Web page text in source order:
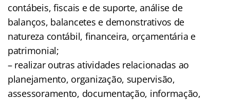
contábeis, fiscais e de suporte, análise de
balanços, balancetes e demonstrativos de
natureza contábil, financeira, orçamentária e
patrimonial;
– realizar outras atividades relacionadas ao
planejamento, organização, supervisão,
assessoramento, documentação, informação,